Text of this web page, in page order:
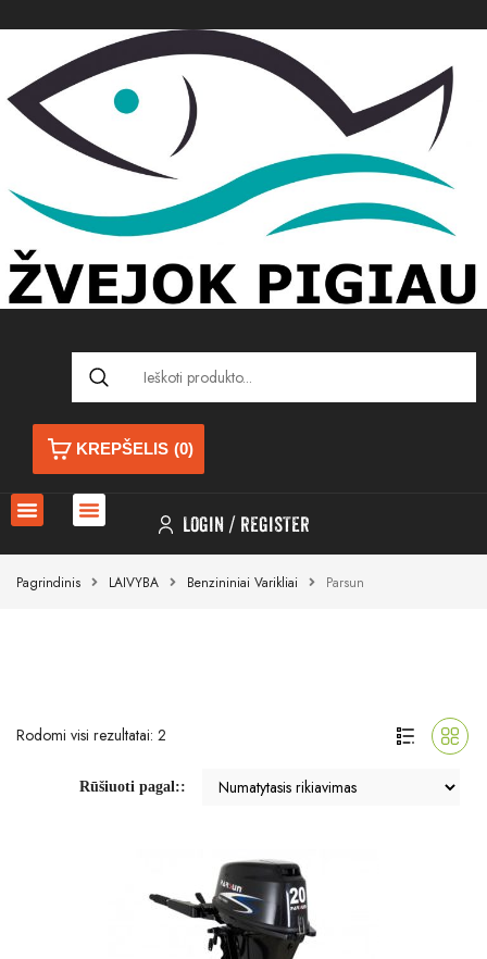
KREPŠELIS (0)
LOGIN REGISTER
Pagrindinis LAIVYBA Benzininiai Varikliai Parsun
Rodomi visi rezultatai: 2
Rūšiuoti pagal::